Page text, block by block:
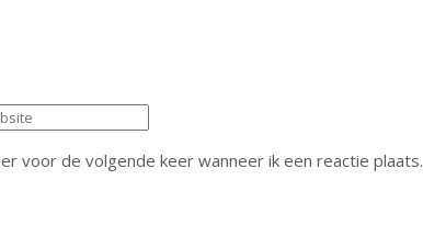
voor de volgende keer wanneer ik een reactie plaats.